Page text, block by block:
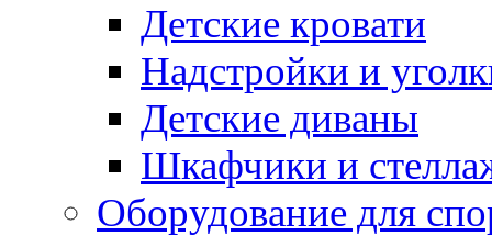
Детские кровати
Надстройки и
Детские диваны
Шкафчики и
Оборудование для